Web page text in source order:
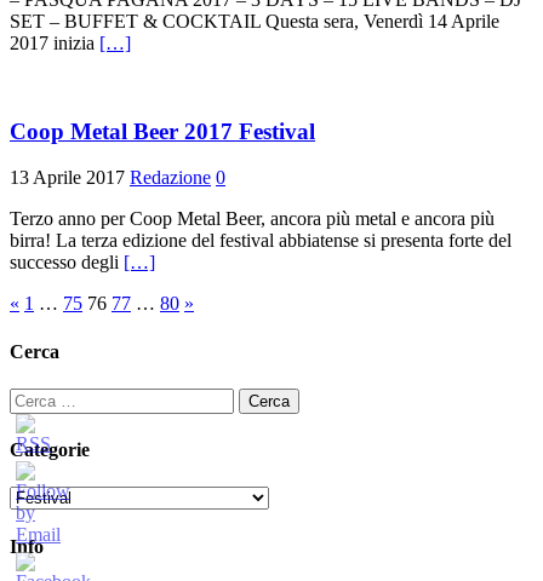
SET – BUFFET & COCKTAIL Questa sera, Venerdì 14 Aprile
2017 inizia […]
Coop Metal Beer 2017 Festival
13 Aprile 2017 Redazione 0
Terzo anno per Coop Metal Beer, ancora più metal e ancora più
birra! La terza edizione del festival abbiatense si presenta forte del
successo degli […]
Paginazione
degli
« 1 … 75 76 77 … 80 »
Cerca
Ricerca
per:
Categorie
Categorie
Info